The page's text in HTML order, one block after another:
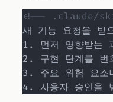
<!-- .claude/
1.
2.
3.
4.
사용자 승인을